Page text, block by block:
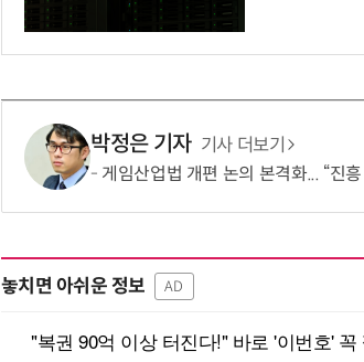
박정은 기자 기사 더보기
게임산업법 개편 논의 본격화... “진
놓치면 아쉬운 정보 AD